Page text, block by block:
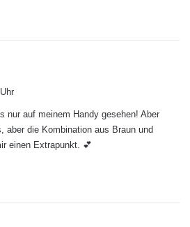
nur auf meinem Handy gesehen! Aber
aber die Kombination aus Braun und
einen Extrapunkt. 💕